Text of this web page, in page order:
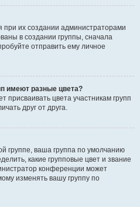
их создании администраторами
в создании группы, сначала
отправить ему личное
имеют разные цвета?
цвета участникам групп
друг от друга.
группе, ваша группа по умолчанию
какие групповые цвет и звание
конференции может
изменять вашу группу по